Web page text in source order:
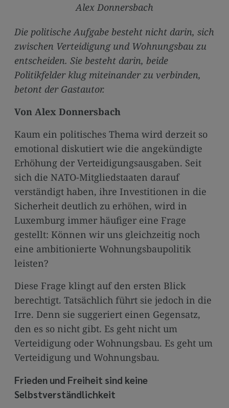
media
Alex Donnersbach
Die politische Aufgabe besteht nicht darin, sich
zwischen Verteidigung und Wohnungsbau zu
entscheiden. Sie besteht darin, beide
Politikfelder klug miteinander zu verbinden,
betont der Gastautor.
Von Alex Donnersbach
Kaum ein politisches Thema wird derzeit so
emotional diskutiert wie die angekündigte
Erhöhung der Verteidigungsausgaben. Seit
sich die NATO-Mitgliedstaaten darauf
verständigt haben, ihre Investitionen in die
Sicherheit deutlich zu erhöhen, wird in
Luxemburg immer häufiger eine Frage
gestellt: Können wir uns gleichzeitig noch
eine ambitionierte Wohnungsbaupolitik
leisten?
Diese Frage klingt auf den ersten Blick
berechtigt. Tatsächlich führt sie jedoch in die
Irre. Denn sie suggeriert einen Gegensatz,
den es so nicht gibt. Es geht nicht um
Verteidigung oder Wohnungsbau. Es geht um
Verteidigung und Wohnungsbau.
Frieden und Freiheit sind keine
Selbstverständlichkeit